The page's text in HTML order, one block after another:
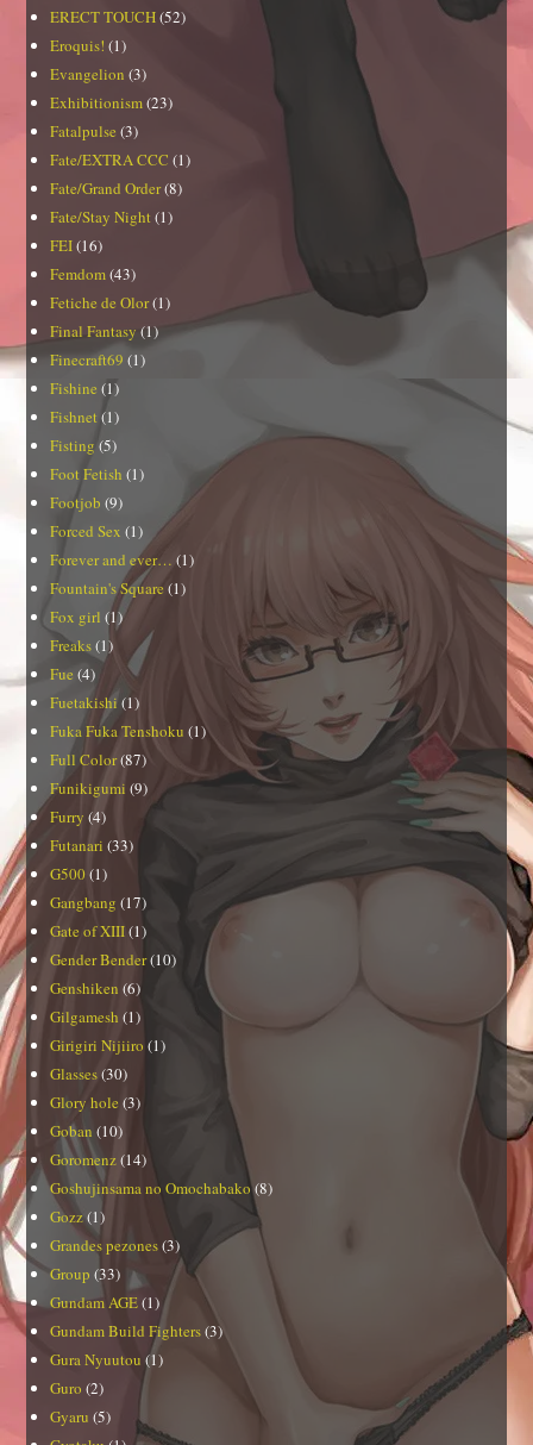
ERECT TOUCH(52)
Eroquis! (1)
Evangelion (3)
Exhibitionism (23)
Fatalpulse (3)
Fate/EXTRA CCC (1)
Fate/Grand Order(8)
Fate/Stay Night (1)
FEI(16)
Femdom (43)
Fetiche de Olor(1)
Final Fantasy (1)
Finecraft69 (1)
Fishine (1)
Fishnet (1)
Fisting (5)
Foot Fetish (1)
Footjob (9)
Forced Sex (1)
Forever and ever… (1)
Fountain's Square(1)
Fox girl (1)
Freaks(1)
Fue(4)
Fuetakishi (1)
Fuka Fuka Tenshoku (1)
Full Color(87)
Funikigumi (9)
Furry (4)
Futanari (33)
G500 (1)
Gangbang (17)
Gate of XIII(1)
Gender Bender(10)
Genshiken (6)
Gilgamesh (1)
Girigiri Nijiiro (1)
Glasses(30)
Glory hole (3)
Goban (10)
Goromenz(14)
Goshujinsama no Omochabako(8)
Gozz(1)
Grandes pezones(3)
Group (33)
Gundam AGE(1)
Gundam Build Fighters(3)
Gura Nyuutou (1)
Guro (2)
Gyaru (5)